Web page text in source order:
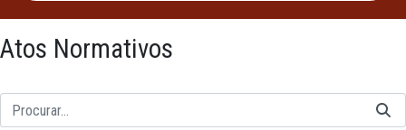
Atos Normativos